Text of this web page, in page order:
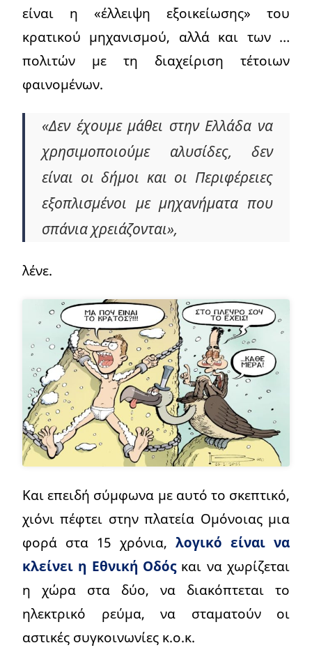
είναι η «έλλειψη εξοικείωσης» του
κρατικού μηχανισμού, αλλά και των …
πολιτών με τη διαχείριση τέτοιων
φαινομένων.
«Δεν έχουμε μάθει στην Ελλάδα να
χρησιμοποιούμε αλυσίδες, δεν
είναι οι δήμοι και οι Περιφέρειες
εξοπλισμένοι με μηχανήματα που
σπάνια χρειάζονται»,
λένε.
Και επειδή σύμφωνα με αυτό το σκεπτικό,
χιόνι πέφτει στην πλατεία Ομόνοιας μια
φορά στα 15 χρόνια, λογικό είναι να
κλείνει η Εθνική Οδός και να χωρίζεται
η χώρα στα δύο, να διακόπτεται το
ηλεκτρικό ρεύμα, να σταματούν οι
αστικές συγκοινωνίες κ.ο.κ.